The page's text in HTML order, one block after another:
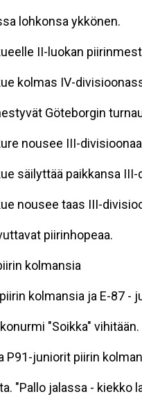
lohkonsa ykkönen.
II-luokan
kolmas IV-
Göteborgin
nousee III-
säilyttää paikkansa
nousee taas III-
piirinhopeaa.
kolmansia
kolmansia ja E-87 -
"Soikka" vihitään.
P91-juniorit piirin
"Pallo jalassa -